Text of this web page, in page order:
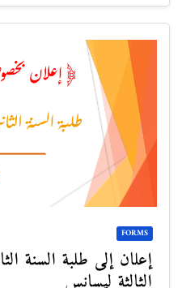
FORMS
إعلان إلى طلبة السنة